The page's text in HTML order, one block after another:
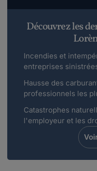
Découvrez les
Incendies et
entreprises
Hausse des
professionnels les
Catastrophes
l'employeur et les